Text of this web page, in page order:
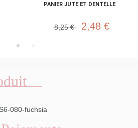
PANIER JUTE ET DENTELLE
8,25 € 2,48 €
080-fuchsia